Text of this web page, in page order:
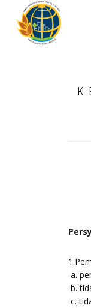
a.
b.
c.